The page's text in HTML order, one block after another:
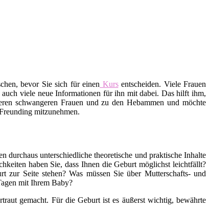
bevor Sie sich für einen Kursentscheiden. Viele Frauen
viele neue Informationen für ihn mit dabei. Das hilft ihm,
schwangeren Frauen und zu den Hebammen und möchte
mitzunehmen.
durchaus unterschiedliche theoretische und praktische Inhalte
haben Sie, dass Ihnen die Geburt möglichst leichtfällt?
Seite stehen? Was müssen Sie über Mutterschafts- und
mit Ihrem Baby?
gemacht. Für die Geburt ist es äußerst wichtig, bewährte